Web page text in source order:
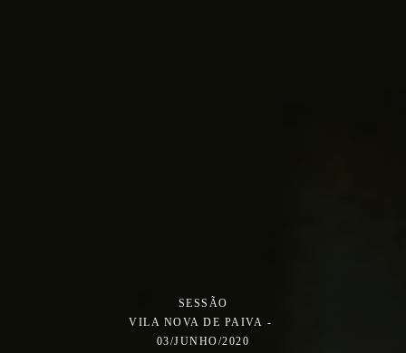
SESSÃO
VILA NOVA DE PAIVA
03/JUNHO/2020